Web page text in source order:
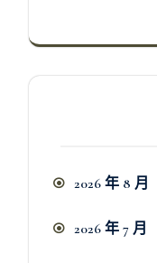
2026 年 8 月
2026 年 7 月